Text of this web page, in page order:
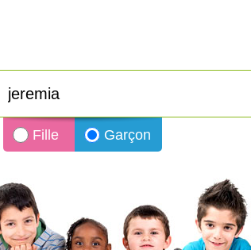
Fille Garçon